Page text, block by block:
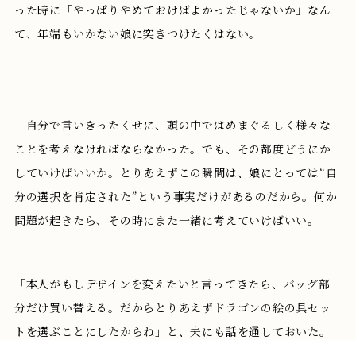
った時に「やっぱりやめておけばよかったじゃないか」なん
て、年端もいかない娘に突きつけたくはない。
自分で言いきったくせに、頭の中ではめまぐるしく様々な
ことを考えなければならなかった。でも、その都度どうにか
していけばいいか。とりあえずこの瞬間は、娘にとっては“自
分の選択を肯定された”という事実だけがあるのだから。何か
問題が起きたら、その時にまた一緒に考えていけばいい。
「本人がもしデザインを変えたいと言ってきたら、バッグ部
分だけ買い替える。だからとりあえずドラゴンの絵の具セッ
トを選ぶことにしたからね」と、夫にも話を通しておいた。